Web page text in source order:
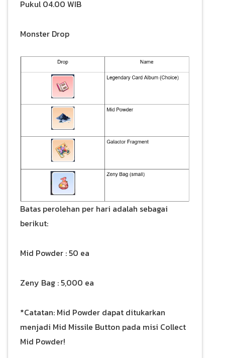
Pukul 04.00 WIB
Monster Drop
Batas perolehan per hari adalah sebagai
berikut:
Mid Powder : 50 ea
Zeny Bag : 5,000 ea
*Catatan: Mid Powder dapat ditukarkan
menjadi Mid Missile Button pada misi Collect
Mid Powder!